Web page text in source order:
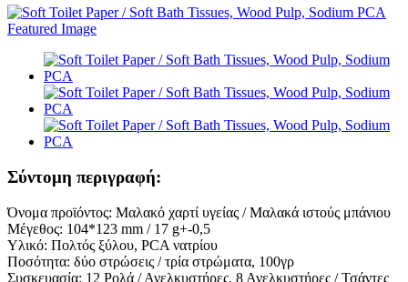
Σύντομη περιγραφή:
Όνομα προϊόντος: Μαλακό χαρτί υγείας / Μαλακά ιστούς μπάνιου
Μέγεθος: 104*123 mm / 17 g+-0,5
Υλικό: Πολτός ξύλου, PCA νατρίου
Ποσότητα: δύο στρώσεις / τρία στρώματα, 100γρ
Συσκευασία: 12 Ρολά / Ανελκυστήρες, 8 Ανελκυστήρες / Τσάντες